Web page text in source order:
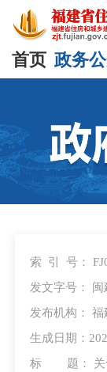
首页 政务
索 引 号：
发文字号： 闽
发布机构： 福
生成日期：
标 题：